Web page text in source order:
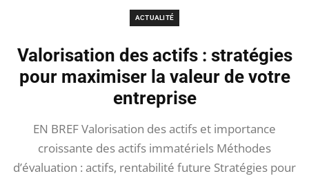
ACTUALITÉ
Valorisation des actifs : stratégies
pour maximiser la valeur de votre
entreprise
EN BREF Valorisation des actifs et importance
croissante des actifs immatériels Méthodes
d’évaluation : actifs, rentabilité future Stratégies pour